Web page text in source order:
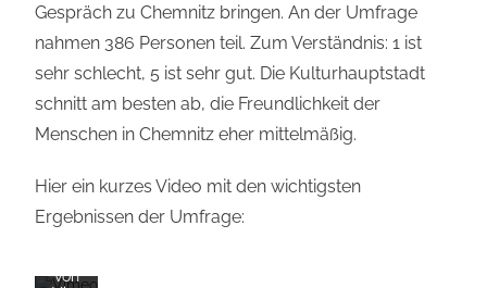
Gespräch zu Chemnitz bringen. An der Umfrage
nahmen 386 Personen teil. Zum Verständnis: 1 ist
sehr schlecht, 5 ist sehr gut. Die Kulturhauptstadt
schnitt am besten ab, die Freundlichkeit der
Menschen in Chemnitz eher mittelmäßig.
Hier ein kurzes Video mit den wichtigsten
Ergebnissen der Umfrage:
en
des
Vide
os
akze
ptier
Sie
ens
chut
zerk
von